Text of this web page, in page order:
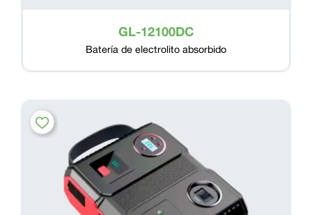
GL-12100DC
Batería de electrolito absorbido